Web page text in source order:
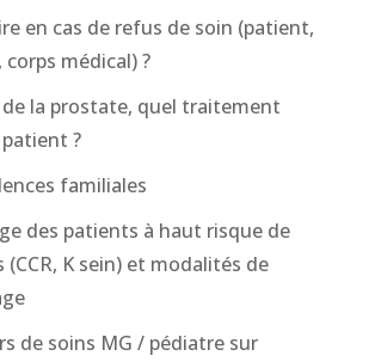
en cas de refus de soin (patient,
médical) ?
de la prostate, quel traitement
?
familiales
des patients à haut risque de
(CCR, K sein) et modalités de
de soins MG / pédiatre sur